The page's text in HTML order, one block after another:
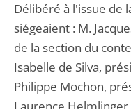
Délibéré à l'issue de
siégeaient : M.
de la section du
Isabelle de Silva,
Philippe Mochon,